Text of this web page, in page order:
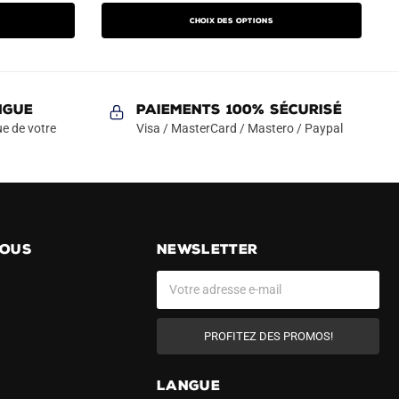
était :
actuel
est :
Choix des options
a
options
peuvent
choisies
page
du
produit
de votre
Paiements 100% Sécurisé
Visa / MasterCard / Mastero / Paypal
NEWSLETTER
PROFITEZ DES PROMOS!
LANGUE